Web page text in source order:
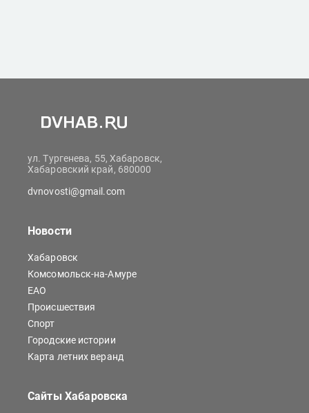
ул. Тургенева, 55, Хабаровск,
Хабаровский край, 680000
dvnovosti@gmail.com
Новости
Хабаровск
Комсомольск-на-Амуре
ЕАО
Происшествия
Спорт
Городские истории
Карта летних веранд
Сайты Хабаровска